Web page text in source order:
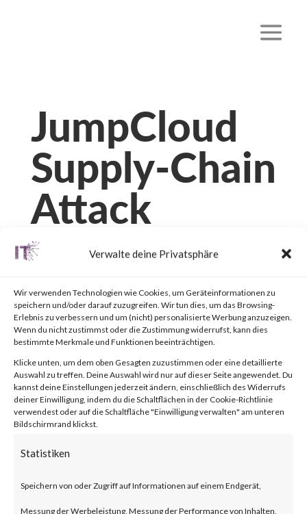
Verwalte deine Privatsphäre
Wir verwenden Technologien wie Cookies, um Geräteinformationen zu
speichern und/oder darauf zuzugreifen. Wir tun dies, um das Browsing-
Erlebnis zu verbessern und um (nicht) personalisierte Werbung anzuzeigen.
Wenn du nicht zustimmst oder die Zustimmung widerrufst, kann dies
bestimmte Merkmale und Funktionen beeinträchtigen.
Klicke unten, um dem oben Gesagten zuzustimmen oder eine detaillierte
Auswahl zu treffen. Deine Auswahl wird nur auf dieser Seite angewendet. Du
kannst deine Einstellungen jederzeit ändern, einschließlich des Widerrufs
deiner Einwilligung, indem du die Schaltflächen in der Cookie-Richtlinie
verwendest oder auf die Schaltfläche "Einwilligung verwalten" am unteren
Bildschirmrand klickst.
Statistiken
Speichern von oder Zugriff auf Informationen auf einem Endgerät,
Messung der Werbeleistung, Messung der Performance von Inhalten,
JumpCloud
Supply-Chain
Attack
von 22. Juli 2023 Unkategorisiert | 0 Kommentare
Facebook 0
What is JumpCloud?
JumpCloud is a U.S. based IT
central access control and
device management centralized